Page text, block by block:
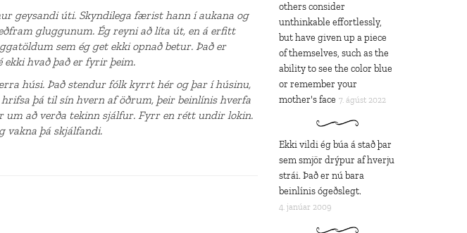
geysandi úti. Skyndilega færist hann í aukana og
gluggunum. Ég reyni að líta út, en á erfitt
sem ég get ekki opnað betur. Það er
hvað það er fyrir þeim.
húsi. Það stendur fólk kyrrt hér og þar í húsinu,
þá til sín hvern af öðrum, þeir beinlínis hverfa
að verða tekinn sjálfur. Fyrr en rétt undir lokin.
vakna þá skjálfandi.
others consider
unthinkable effortlessly,
but have given up a piece
of themselves, such as the
ability to see the color blue
or remember your
mother's face 7. ágúst 2022
Ekki vildi ég búa á stað þar
sem smjör drýpur af hverju
strái. Það er nú bara
beinlínis ógeðslegt.
4. janúar 2009